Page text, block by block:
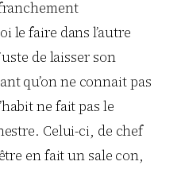
le faire dans l’autre
de laisser son
qu’on ne connait pas
ne fait pas le
Celui-ci, de chef
en fait un sale con,